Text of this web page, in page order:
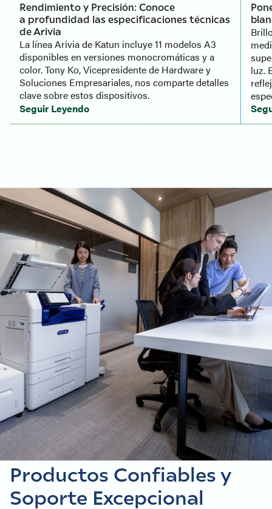
Rendimiento y Precisión: Conoce
a profundidad las especificaciones técnicas
de Arivia
La línea Arivia de Katun incluye 11 modelos A3
disponibles en versiones monocromáticas y a
color. Tony Ko, Vicepresidente de Hardware y
Soluciones Empresariales, nos comparte detalles
clave sobre estos dispositivos.
Seguir Leyendo
luz.
POTENCIA TU NEGOCIO
Tu Socio de Confianza en
Productos Confiables y
Soporte Excepcional